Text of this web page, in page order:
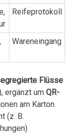
Reifeprotokoll
Wareneingang
Flüsse
ergänzt um QR-
am Karton.
(z. B.